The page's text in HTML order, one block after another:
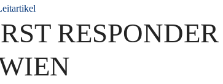
RESPONDER